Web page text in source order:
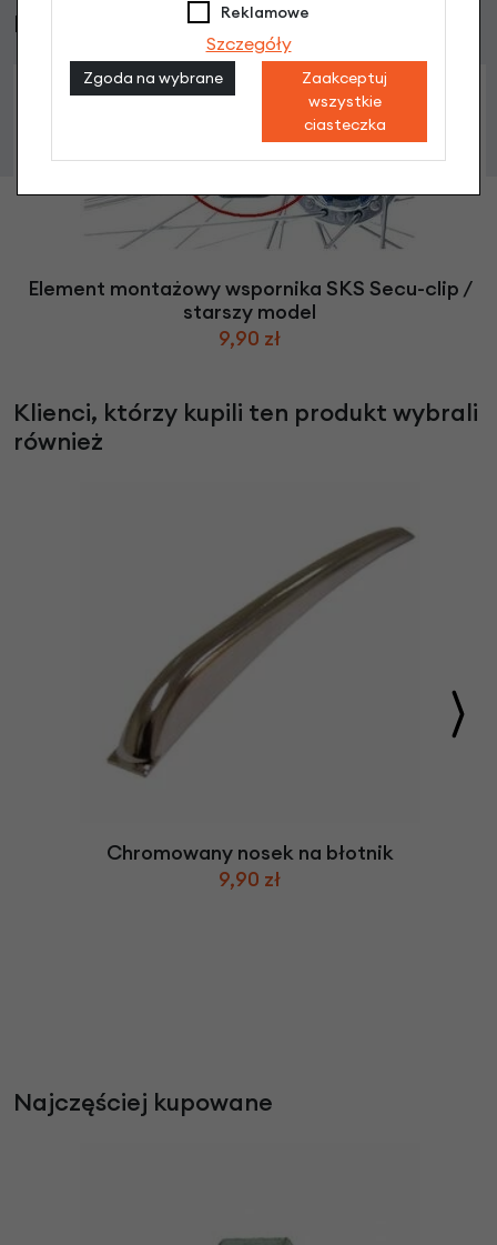
Podobne produkty
Element montażowy wspornika SKS Secu-clip /
starszy model
9,90 zł
Klienci, którzy kupili ten produkt wybrali
również
Chromowany nosek na błotnik
9,90 zł
Najczęściej kupowane
Reklamowe
Szczegóły
Zgoda na wybrane
Zaakceptuj
wszystkie
ciasteczka